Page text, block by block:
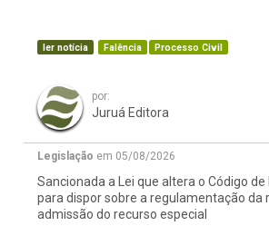
ler notícia Falência Processo Civil
por:
Juruá Editora
Legislação em 05/08/2026
Sancionada a Lei que altera o Código de
para dispor sobre a regulamentação da
admissão do recurso especial